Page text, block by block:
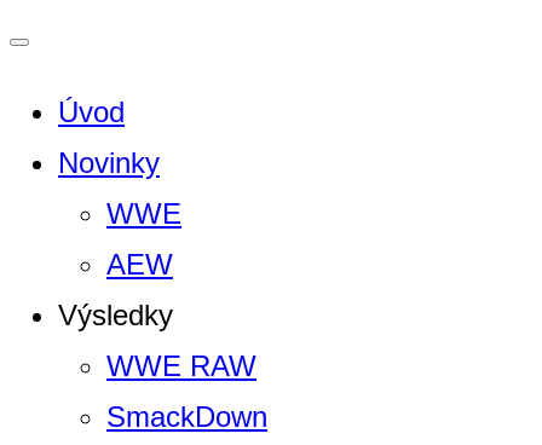
Úvod
Novinky
WWE
AEW
Výsledky
WWE RAW
SmackDown